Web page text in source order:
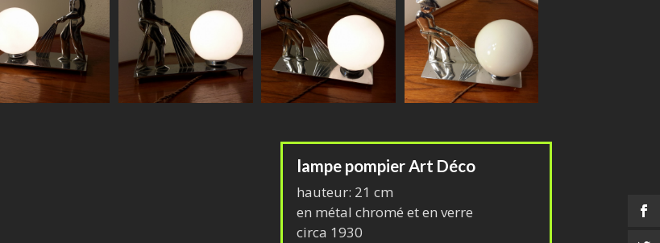
lampe pompier Art Déco
hauteur: 21 cm
en métal chromé et en verre
circa 1930